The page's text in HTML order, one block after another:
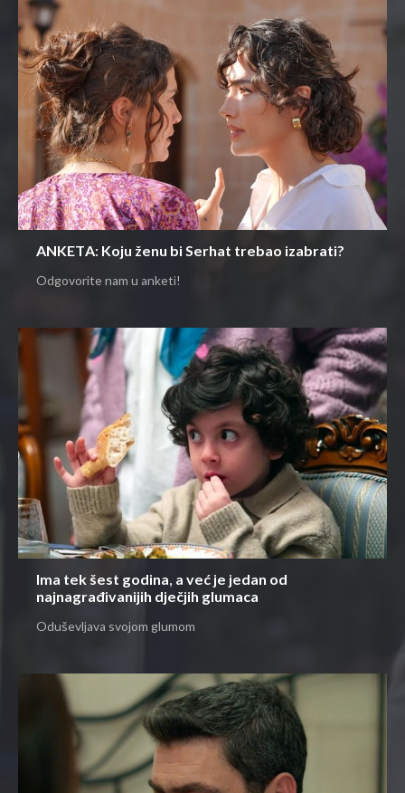
ANKETA: Koju ženu bi Serhat trebao izabrati?
Odgovorite nam u anketi!
Ima tek šest godina, a već je jedan od
najnagrađivanijih dječjih glumaca
Oduševljava svojom glumom